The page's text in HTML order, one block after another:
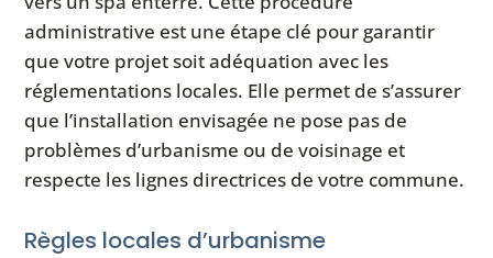
administrative est une étape clé pour garantir
que votre projet soit adéquation avec les
réglementations locales. Elle permet de s’assurer
que l’installation envisagée ne pose pas de
problèmes d’urbanisme ou de voisinage et
respecte les lignes directrices de votre commune.
Règles locales d’urbanisme